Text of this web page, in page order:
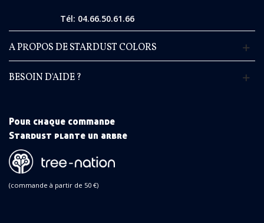
Tél: 04.66.50.61.66
A PROPOS DE STARDUST COLORS
BESOIN D'AIDE ?
Pour chaque commande
Stardust plante un arbre
(commande à partir de 50 €)